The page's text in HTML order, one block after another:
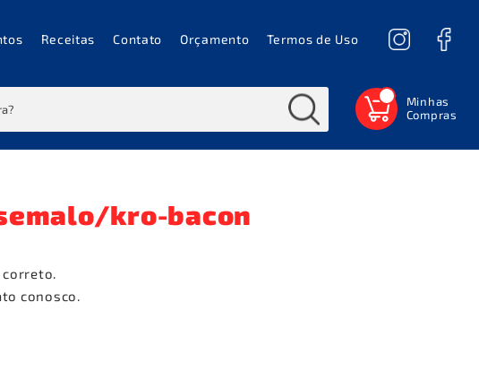
Receitas Contato Orçamento Termos de Uso
kro-bacon
correto.
conosco.